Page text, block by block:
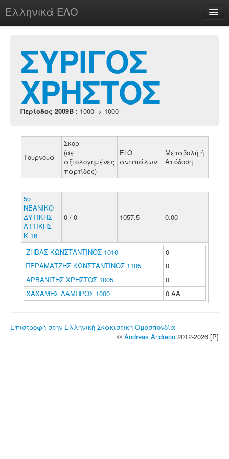
Ελληνικά ΕΛΟ
chesstu.be @ discord
Login
ΣΥΡΙΓΟΣ
ΧΡΗΣΤΟΣ
Περίοδος 2009B : 1000 -> 1000
Τουρνουά
Σκορ
(σε
αξιολογημένες
παρτίδες)
ELO
αντιπάλων
Μεταβολή ή
Απόδοση
5ο
ΝΕΑΝΙΚΟ
ΔΥΤΙΚΗΣ
ΑΤΤΙΚΗΣ -
Κ 16
0 / 0 1057.5 0.00
ΖΗΒΑΣ ΚΩΝΣΤΑΝΤΙΝΟΣ 1010
0
ΠΕΡΑΜΑΤΖΗΣ ΚΩΝΣΤΑΝΤΙΝΟΣ 1105
0
ΑΡΒΑΝΙΤΗΣ ΧΡΗΣΤΟΣ 1005
0
ΧΑΧΑΜΗΣ ΛΑΜΠΡΟΣ 1000
0 ΑΑ
Επιστροφή στην Ελληνική Σκακιστική Ομοσπονδία
© Andreas Andreou 2012-2026 [P]